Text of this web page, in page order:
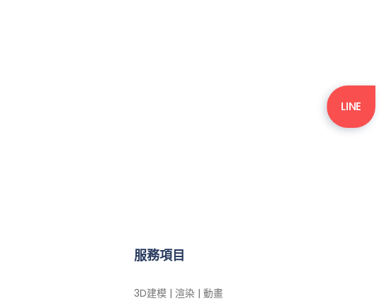
LINE
服務項目
3D建模 | 渲染 | 動畫